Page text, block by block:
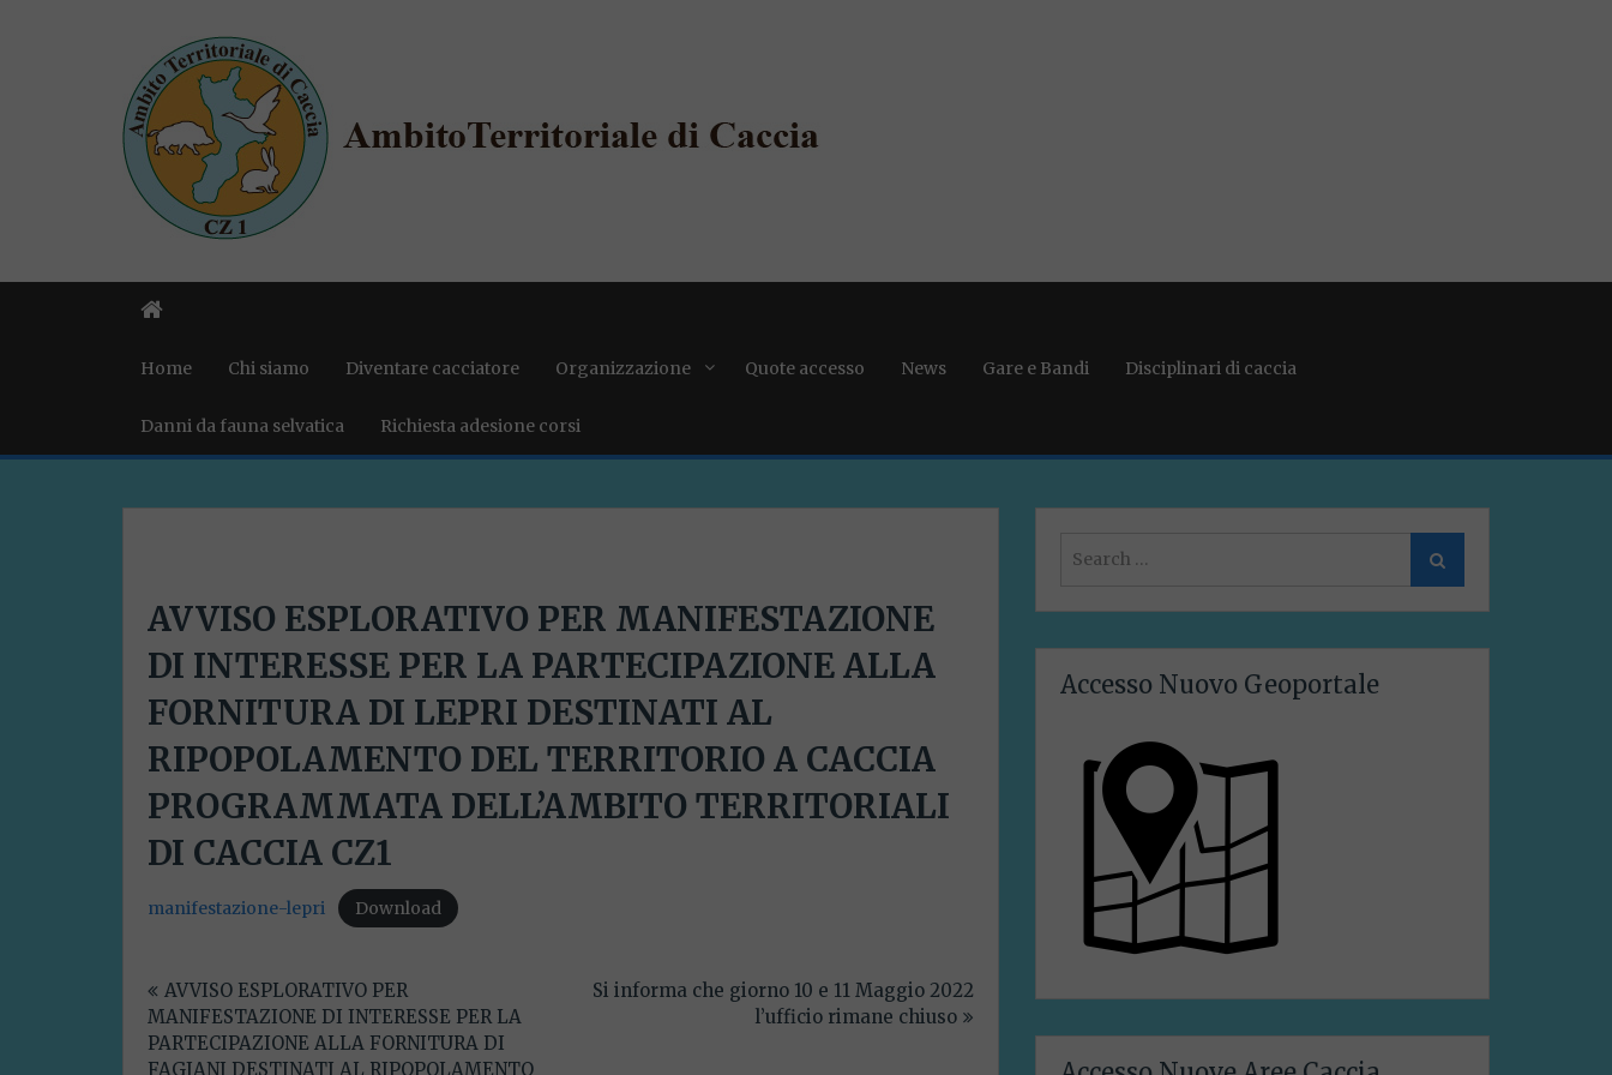
Home Chi siamo Diventare cacciatore Organizzazione Quote accesso News Gare e Bandi Disciplinari di caccia
Danni da fauna selvatica Richiesta adesione corsi
AVVISO ESPLORATIVO PER MANIFESTAZIONE
DI INTERESSE PER LA PARTECIPAZIONE ALLA
FORNITURA DI LEPRI DESTINATI AL
RIPOPOLAMENTO DEL TERRITORIO A CACCIA
PROGRAMMATA DELL’AMBITO TERRITORIALI
DI CACCIA CZ1
manifestazione-lepri Download
articoli
AVVISO ESPLORATIVO PER
MANIFESTAZIONE DI INTERESSE PER LA
PARTECIPAZIONE ALLA FORNITURA DI
FAGIANI DESTINATI AL RIPOPOLAMENTO
Si informa che giorno 10 e 11 Maggio 2022
l’ufficio rimane chiuso
for:
Search
Accesso Nuovo Geoportale